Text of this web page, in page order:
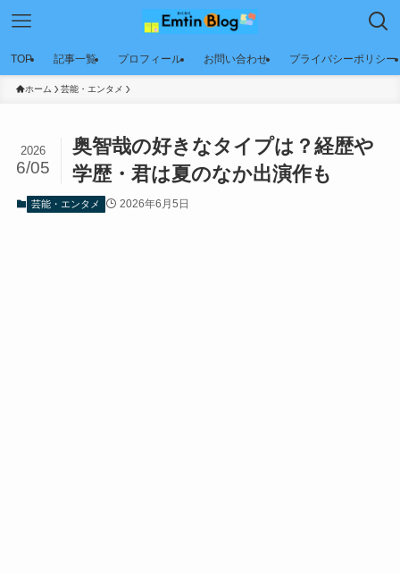
TOP 記事一覧 プロフィール お問い合わせ プライバシーポリシー
ホーム 芸能・エンタメ
奥智哉の好きなタイプは？経歴や
学歴・君は夏のなか出演作も
2026
6/05
芸能・エンタメ 2026年6月5日